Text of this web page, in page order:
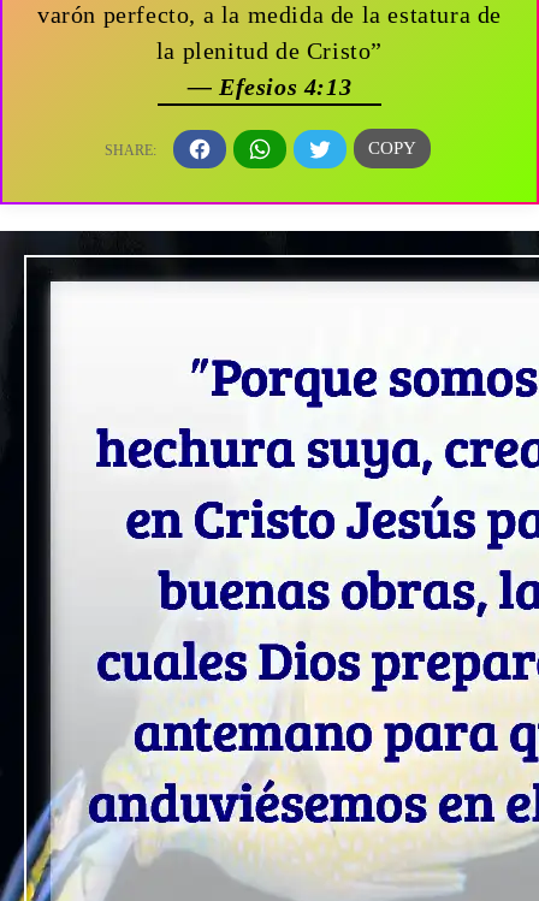
varón perfecto, a la medida de la estatura de
la plenitud de Cristo”
— Efesios 4:13